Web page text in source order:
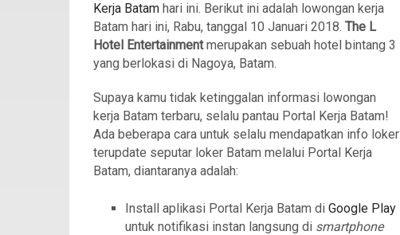
Kerja Batam hari ini. Berikut ini adalah lowongan kerja
Batam hari ini, Rabu, tanggal 10 Januari 2018. The L
Hotel Entertainmentmerupakan sebuah hotel bintang 3
yang berlokasi di Nagoya, Batam.
Supaya kamu tidak ketinggalan informasi lowongan
kerja Batam terbaru, selalu pantau Portal Kerja Batam!
Ada beberapa cara untuk selalu mendapatkan info loker
terupdate seputar loker Batam melalui Portal Kerja
Batam, diantaranya adalah:
Install aplikasi Portal Kerja Batam di Google Play
untuk notifikasi instan langsung di smartphone